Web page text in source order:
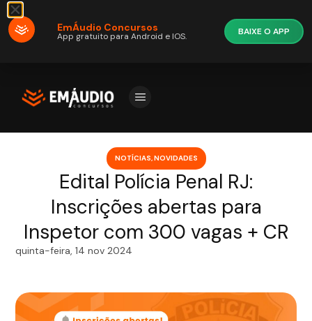
NOTÍCIAS,NOVIDADES
Edital Polícia Penal RJ:
Inscrições abertas para
Inspetor com 300 vagas + CR
quinta-feira, 14 nov 2024
EmÁudio Concursos
App gratuito para Android e IOS. BAIXE O APP